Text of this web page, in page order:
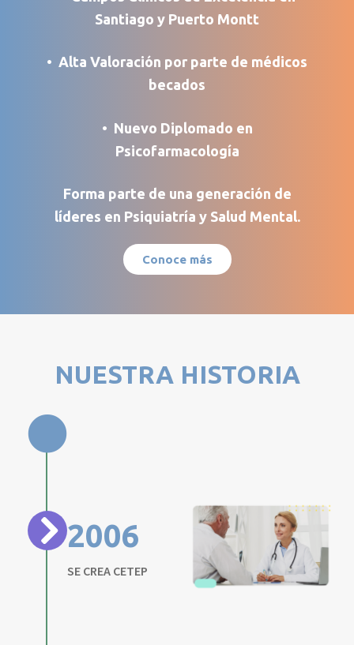
Santiago y Puerto Montt
• Alta Valoración por parte de médicos
becados
• Nuevo Diplomado en
Psicofarmacología
Forma parte de una generación de
líderes en Psiquiatría y Salud Mental.
Conoce más
NUESTRA HISTORIA
2006
SE CREA CETEP